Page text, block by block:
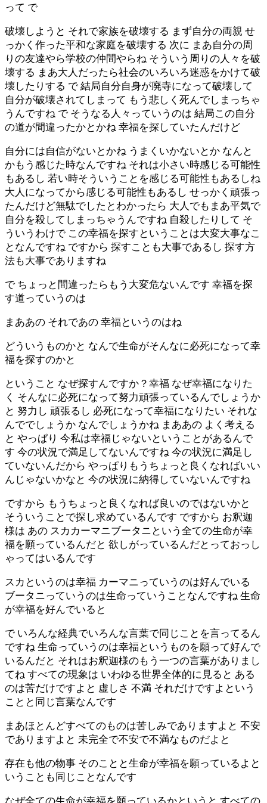
って で
破壊しようと それで家族を破壊する まず自分の両親 せ
っかく作った平和な家庭を破壊する 次に まあ自分の周
りの友達やら学校の仲間やらね そういう周りの人々を破
壊する まあ大人だったら社会のいろいろ迷惑をかけて破
壊したりする で 結局自分自身が廃寺になって破壊して
自分が破壊されてしまって もう悲しく死んでしまっちゃ
うんですね で そうなる人々っていうのは 結局この自分
の道が間違ったかとかね 幸福を探していたんだけど
自分には自信がないとかね うまくいかないとか なんと
かもう感じた時なんですね それは小さい時感じる可能性
もあるし 若い時そういうことを感じる可能性もあるしね
大人になってから感じる可能性もあるし せっかく頑張っ
たんだけど無駄でしたとわかったら 大人でもまあ平気で
自分を殺してしまっちゃうんですね 自殺したりして そ
ういうわけで この幸福を探すということは大変大事なこ
となんですね ですから 探すことも大事であるし 探す方
法も大事でありますね
で ちょっと間違ったらもう大変危ないんです 幸福を探
す道っていうのは
まああの それであの 幸福というのはね
どういうものかと なんで生命がそんなに必死になって幸
福を探すのかと
ということ なぜ探すんですか？幸福 なぜ幸福になりた
く そんなに必死になって努力頑張っているんでしょうか
と 努力し 頑張るし 必死になって幸福になりたい それな
んででしょうか なんでしょうかね まああの よく考える
と やっぱり 今私は幸福じゃないということがあるんで
す 今の状況で満足してないんですね 今の状況に満足し
ていないんだから やっぱりもうちょっと良くなればいい
んじゃないかなと 今の状況に納得していないんですね
ですから もうちょっと良くなれば良いのではないかと
そういうことで探し求めているんです ですから お釈迦
様は あの スカカーマニブータニという全ての生命が幸
福を願っているんだと 欲しがっているんだとっておっし
ゃってはいるんです
スカというのは幸福 カーマニっていうのは好んでいる
ブータニっていうのは生命っていうことなんですね 生命
が幸福を好んでいると
で いろんな経典でいろんな言葉で同じことを言ってるん
ですね 生命っていうのは幸福というものを願って好んで
いるんだと それはお釈迦様のもう一つの言葉がありまし
てね すべての現象は いわゆる世界全体的に見ると ある
のは苦だけですよと 虚しさ 不満 それだけですよという
ことと同じ言葉なんです
まあほとんどすべてのものは苦しみでありますよと 不安
でありますよと 未完全で不安で不満なものだよと
存在も他の物事 そのことと生命が幸福を願っているよと
いうことも同じことなんです